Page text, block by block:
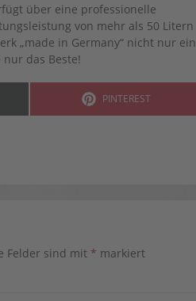
über eine professionelle
von mehr als 50 Litern
„made in Germany“ nicht nur ein
das Beste!
SHARE
PINTEREST
Felder sind mit * markiert